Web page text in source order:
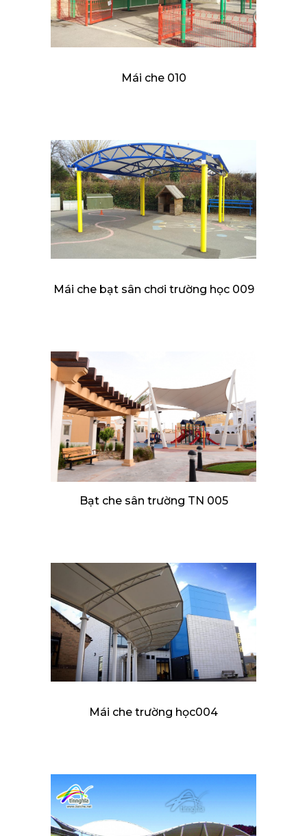
Mái che 010
Mái che bạt sân chơi trường học 009
Bạt che sân trường TN 005
Mái che trường học004